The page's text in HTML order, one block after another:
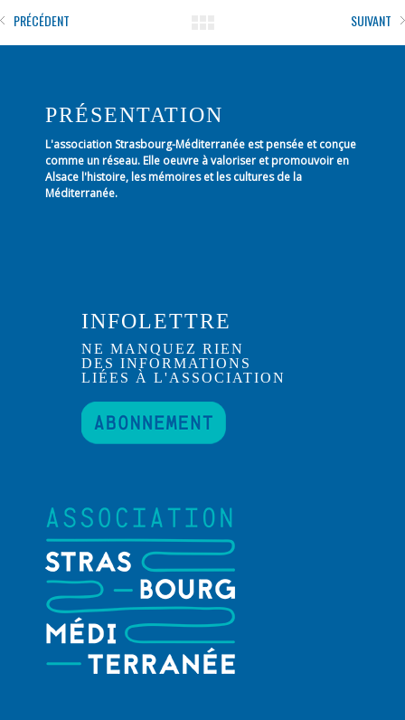
PRÉCÉDENT SUIVANT
PRÉSENTATION
L'association Strasbourg-Méditerranée est pensée et conçue
comme un réseau. Elle oeuvre à valoriser et promouvoir en
Alsace l'histoire, les mémoires et les cultures de la
Méditerranée.
INFOLETTRE
NE MANQUEZ RIEN
DES INFORMATIONS
LIÉES À L'ASSOCIATION